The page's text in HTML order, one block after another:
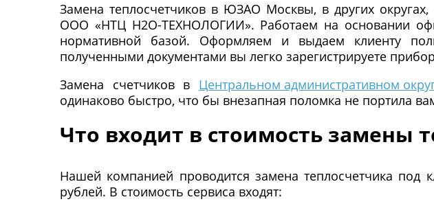
Замена теплосчетчиков в ЮЗАО Москвы, в других
ООО «НТЦ Н2О-ТЕХНОЛОГИИ». Работаем на основании
нормативной базой. Оформляем и выдаем клиенту
полученными документами вы легко зарегистрируете
Замена счетчиков в Центральном административном
одинаково быстро, что бы внезапная поломка не портила
Что входит в стоимость замены
Нашей компанией проводится замена теплосчетчика
рублей. В стоимость сервиса входят: